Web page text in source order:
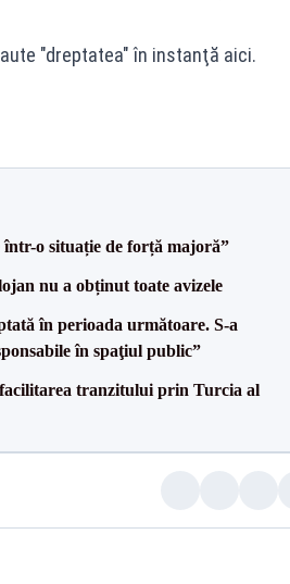
"dreptatea" în instanţă aici.
o situație de forță majoră”
nu a obținut toate avizele
în perioada următoare. S-a
în spaţiul public”
tranzitului prin Turcia al